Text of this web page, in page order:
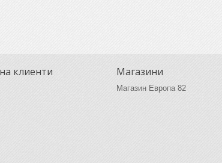
клиенти Магазини
Магазин Европа 82